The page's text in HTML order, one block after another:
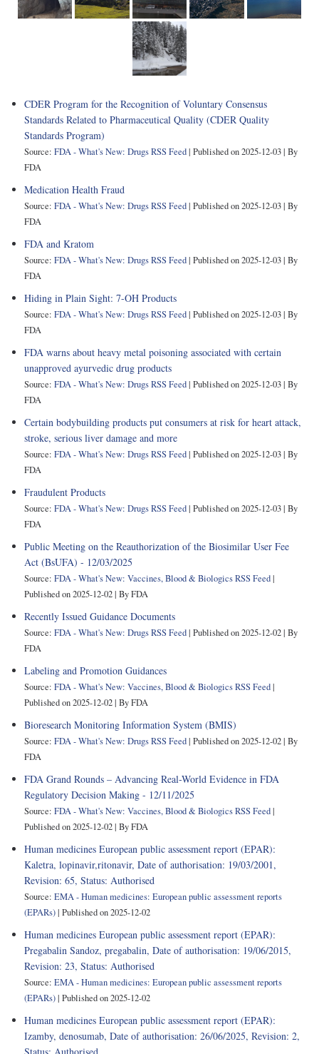
CDER Program for the Recognition of Voluntary Consensus
Standards Related to Pharmaceutical Quality (CDER Quality
Standards Program)
Source: FDA - What's New: Drugs RSS Feed Published on 2025-12-03 By
FDA
Medication Health Fraud
Source: FDA - What's New: Drugs RSS Feed Published on 2025-12-03 By
FDA
FDA and Kratom
Source: FDA - What's New: Drugs RSS Feed Published on 2025-12-03 By
FDA
Hiding in Plain Sight: 7-OH Products
Source: FDA - What's New: Drugs RSS Feed Published on 2025-12-03 By
FDA
FDA warns about heavy metal poisoning associated with certain
unapproved ayurvedic drug products
Source: FDA - What's New: Drugs RSS Feed Published on 2025-12-03 By
FDA
Certain bodybuilding products put consumers at risk for heart attack,
stroke, serious liver damage and more
Source: FDA - What's New: Drugs RSS Feed Published on 2025-12-03 By
FDA
Fraudulent Products
Source: FDA - What's New: Drugs RSS Feed Published on 2025-12-03 By
FDA
Public Meeting on the Reauthorization of the Biosimilar User Fee
Act (BsUFA) - 12/03/2025
Source: FDA - What's New: Vaccines, Blood & Biologics RSS Feed
Published on 2025-12-02 By FDA
Recently Issued Guidance Documents
Source: FDA - What's New: Drugs RSS Feed Published on 2025-12-02 By
FDA
Labeling and Promotion Guidances
Source: FDA - What's New: Vaccines, Blood & Biologics RSS Feed
Published on 2025-12-02 By FDA
Bioresearch Monitoring Information System (BMIS)
Source: FDA - What's New: Drugs RSS Feed Published on 2025-12-02 By
FDA
FDA Grand Rounds – Advancing Real-World Evidence in FDA
Regulatory Decision Making - 12/11/2025
Source: FDA - What's New: Vaccines, Blood & Biologics RSS Feed
Published on 2025-12-02 By FDA
Human medicines European public assessment report (EPAR):
Kaletra, lopinavir,ritonavir, Date of authorisation: 19/03/2001,
Revision: 65, Status: Authorised
Source: EMA - Human medicines: European public assessment reports
(EPARs) Published on 2025-12-02
Human medicines European public assessment report (EPAR):
Pregabalin Sandoz, pregabalin, Date of authorisation: 19/06/2015,
Revision: 23, Status: Authorised
Source: EMA - Human medicines: European public assessment reports
(EPARs) Published on 2025-12-02
Human medicines European public assessment report (EPAR):
Izamby, denosumab, Date of authorisation: 26/06/2025, Revision: 2,